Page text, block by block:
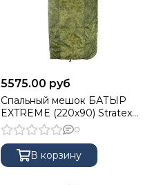
5575.00 руб
Спальный мешок БАТЫР
EXTREME (220х90) Stratex
200 КМФ цифра (HS-SB-
ST200-220x90) Helios
0
В корзину